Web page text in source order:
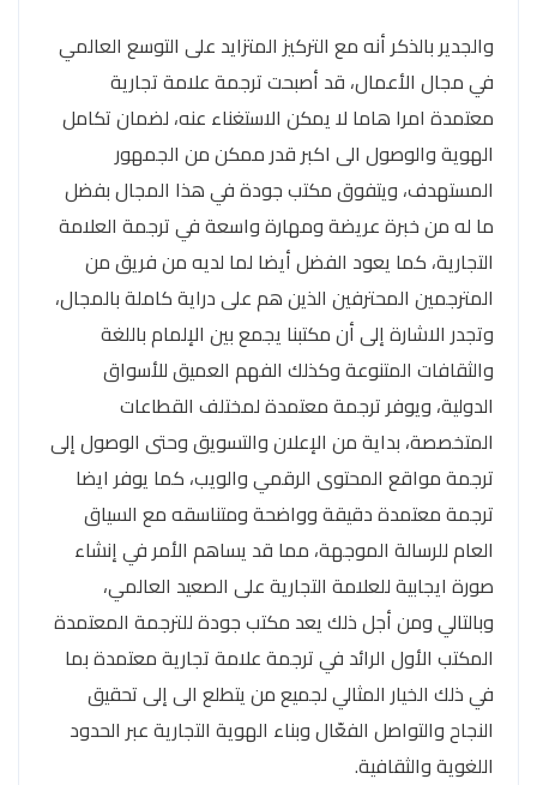
والجدير بالذكر أنه مع التركيز المتزايد على التوسع العالمي
في مجال الأعمال، قد أصبحت ترجمة علامة تجارية
معتمدة امرا هاما لا يمكن الاستغناء عنه، لضمان تكامل
الهوية والوصول الى اكبر قدر ممكن من الجمهور
المستهدف، ويتفوق مكتب جودة في هذا المجال بفضل
ما له من خبرة عريضة ومهارة واسعة في ترجمة العلامة
التجارية، كما يعود الفضل أيضا لما لديه من فريق من
المترجمين المحترفين الذين هم على دراية كاملة بالمجال،
وتجدر الاشارة إلى أن مكتبنا يجمع بين الإلمام باللغة
والثقافات المتنوعة وكذلك الفهم العميق للأسواق
الدولية، ويوفر ترجمة معتمدة لمختلف القطاعات
المتخصصة، بداية من الإعلان والتسويق وحتى الوصول إلى
ترجمة مواقع المحتوى الرقمي والويب، كما يوفر ايضا
ترجمة معتمدة دقيقة وواضحة ومتناسقه مع السياق
العام للرسالة الموجهة، مما قد يساهم الأمر في إنشاء
صورة ايجابية للعلامة التجارية على الصعيد العالمي،
وبالتالي ومن أجل ذلك يعد مكتب جودة للترجمة المعتمدة
المكتب الأول الرائد في ترجمة علامة تجارية معتمدة بما
في ذلك الخيار المثالي لجميع من يتطلع الى إلى تحقيق
النجاح والتواصل الفعّال وبناء الهوية التجارية عبر الحدود
اللغوية والثقافية.